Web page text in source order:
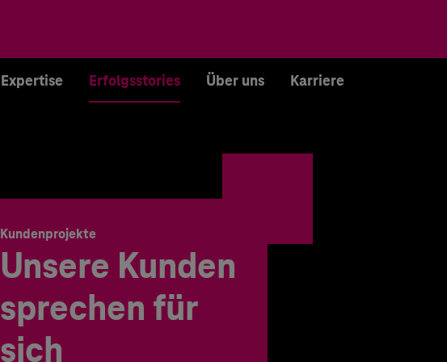
Expertise Erfolgsstories Über uns Karriere
Kundenprojekte
Unsere Kunden
sprechen für
sich